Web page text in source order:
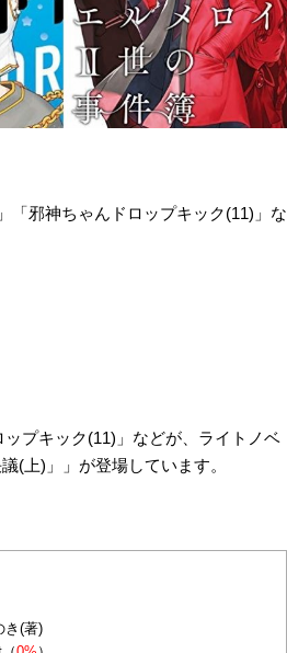
「邪神ちゃんドロップキック(11)」な
プキック(11)」などが、ライトノベ
(上)」」が登場しています。
き(著)